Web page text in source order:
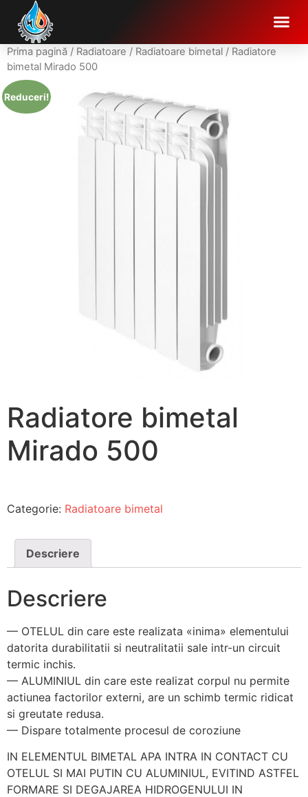
Prima pagină / Radiatoare / Radiatoare bimetal / Radiatore
bimetal Mirado 500
Reduceri!
Radiatore bimetal
Mirado 500
Categorie: Radiatoare bimetal
Descriere
Descriere
— OTELUL din care este realizata «inima» elementului
datorita durabilitatii si neutralitatii sale intr-un circuit
termic inchis.
— ALUMINIUL din care este realizat corpul nu permite
actiunea factorilor externi, are un schimb termic ridicat
si greutate redusa.
— Dispare totalmente procesul de coroziune
IN ELEMENTUL BIMETAL APA INTRA IN CONTACT CU
OTELUL SI MAI PUTIN CU ALUMINIUL, EVITIND ASTFEL
FORMARE SI DEGAJAREA HIDROGENULUI IN